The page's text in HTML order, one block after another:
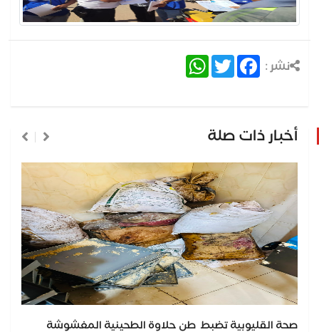
نشر : Facebook
Twitter
WhatsApp
أخبار ذات صلة
صحة القليوبية تضبط طن حلاوة الطحينية المغشوشة